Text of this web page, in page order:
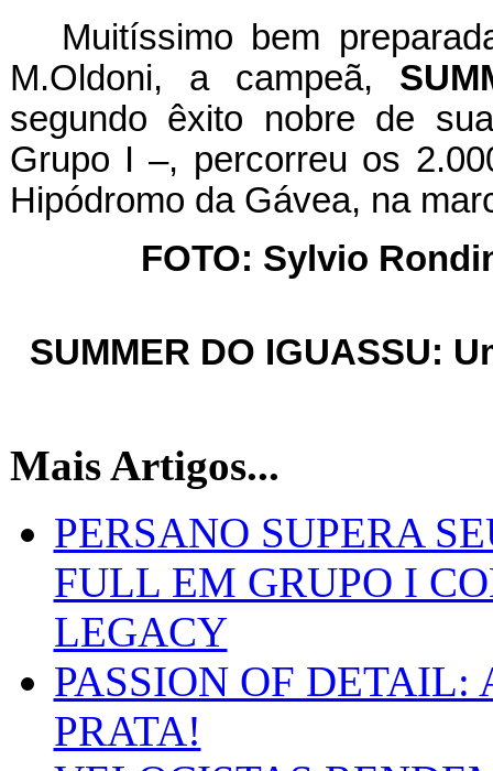
Muitíssimo bem
M.Oldoni, a campeã,
segundo êxito nobre de
Grupo I –, percorreu os
Hipódromo da Gávea, na
FOTO: Sylvio
SUMMER DO IGUASSU:
Mais Artigos...
PERSANO SUPERA
FULL EM GRUPO I
LEGACY
PASSION OF DETAIL:
PRATA!